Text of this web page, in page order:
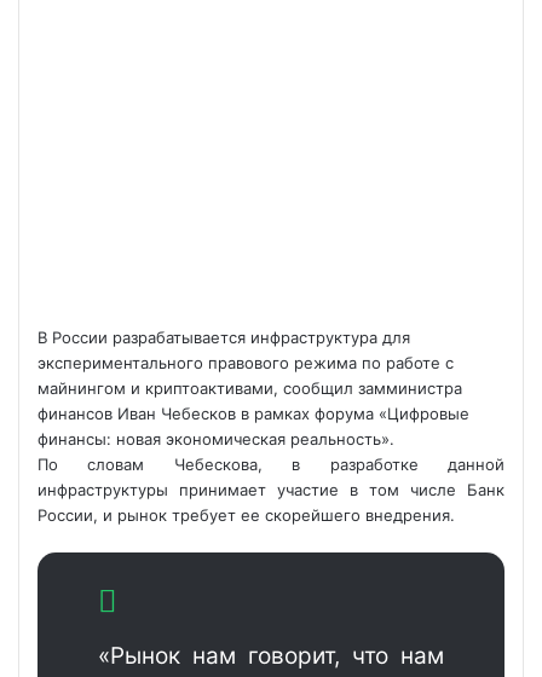
В России разрабатывается инфраструктура для
экспериментального правового режима по работе с
майнингом и криптоактивами, сообщил замминистра
финансов Иван Чебесков в рамках форума «Цифровые
финансы: новая экономическая реальность».
По словам Чебескова, в разработке данной
инфраструктуры принимает участие в том числе Банк
России, и рынок требует ее скорейшего внедрения.
«Рынок нам говорит, что нам